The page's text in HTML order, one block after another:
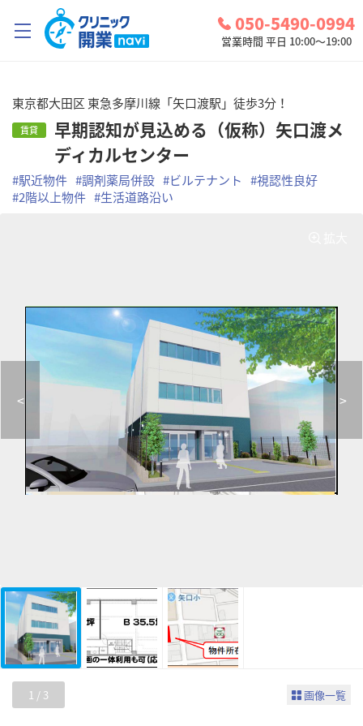
050-5490-0994
営業時間 平日 10:00～19:00
< >
1 / 3 画像一覧
東京都大田区 東急多摩川線「矢口渡駅」徒歩3分！
賃貸
早期認知が見込める（仮称）矢口渡メ
ディカルセンター
#駅近物件 #調剤薬局併設 #ビルテナント #視認性良好
#2階以上物件 #生活道路沿い
診療圏調査
コンシェルジュサービス
お問い合わせ